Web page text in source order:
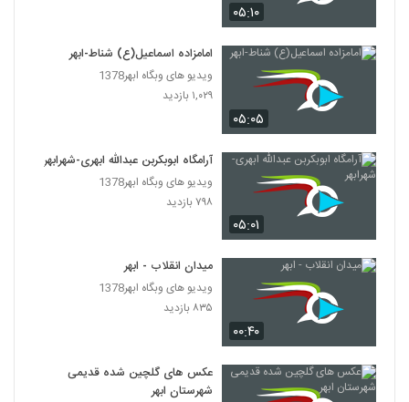
۰۵:۱۰
۰۵:۰۵
امامزاده اسماعیل(ع) شناط-ابهر
ویدیو های وبگاه ابهر1378
۱,۰۲۹ بازدید
۰۵:۰۱
آرامگاه ابوبکربن عبدالله ابهری-شهرابهر
ویدیو های وبگاه ابهر1378
۷۹۸ بازدید
۰۰:۴۰
میدان انقلاب - ابهر
ویدیو های وبگاه ابهر1378
۸۳۵ بازدید
عکس های گلچین شده قدیمی
شهرستان ابهر